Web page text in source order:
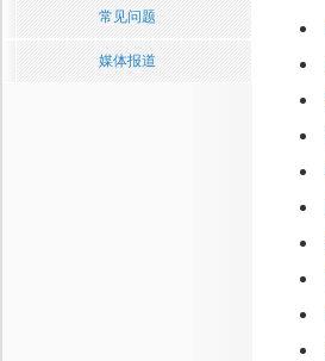
常见问题
媒体报道